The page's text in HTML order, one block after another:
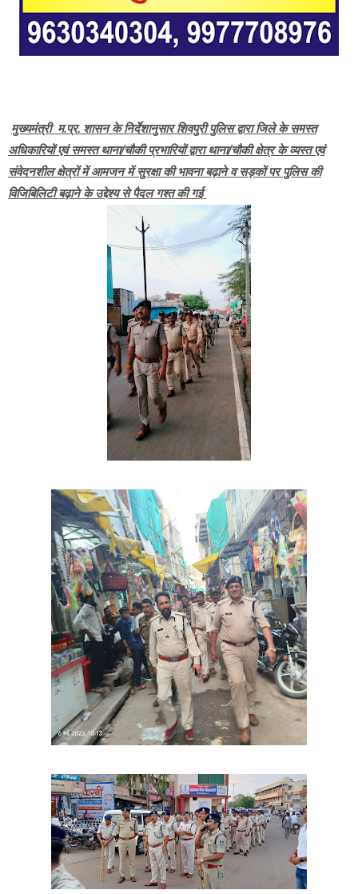
मुख्यमंत्री म.प्र. शासन के निर्देशानुसार शिवपुरी पुलिस द्वारा जिले के समस्त
अधिकारियों एवं समस्त थाना/चौकी प्रभारियों द्वारा थाना/चौकी क्षेत्र के व्यस्त एवं
संवेदनशील क्षेत्रों में आमजन में सुरक्षा की भावना बढ़ाने व सड़कों पर पुलिस की
विजिबिलिटी बढ़ाने के उद्देश्य से पैदल गश्त की गई